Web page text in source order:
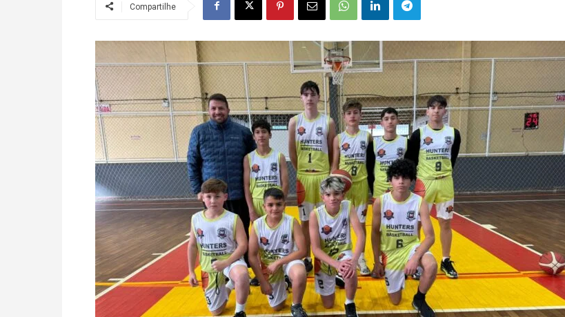
Compartilhe